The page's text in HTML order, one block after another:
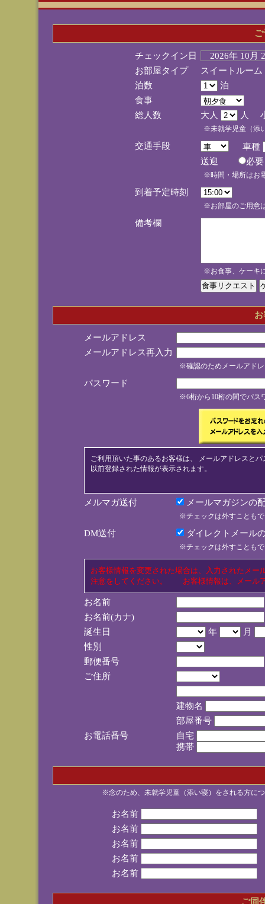
チェックイン日
2026年 10
お部屋タイプ
スイートルー
泊数
泊
食事
総人数
大人 人
※未就学児童（添
交通手段
車種
送迎
※時間・場所はお
到着予定時刻
※お部屋のご用意
備考欄
※お食事、ケーキ
メールアドレス
メールアドレス再入力
※確認のためメールアド
パスワード
※6桁から10桁の間でパス
ご利用頂いた事のあるお客様は、 メールアドレスと
以前登録された情報が表示されます。
メルマガ送付 メールマガジンの
※チェックは外すことも
DM送付 ダイレクトメール
※チェックは外すことも
お客様情報を変更された場合は、入力されたメ
注意をしてください。 お客様情報は、メール
お名前
お名前(カナ)
誕生日
年
月
性別
郵便番号
ご住所
建物名
部屋番号
お電話番号
自宅
携帯
※念のため、未就学児童（添い寝）をされる方に
お名前
お名前
お名前
お名前
お名前
ご同